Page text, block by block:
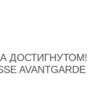
ДОСТИГНУТОМ!
AVANTGARDE